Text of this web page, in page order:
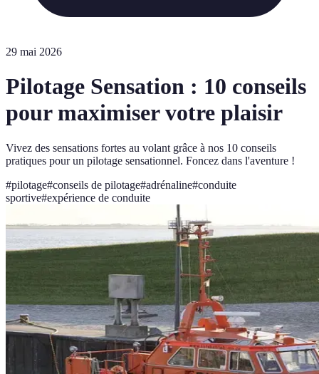
29 mai 2026
Pilotage Sensation : 10 conseils
pour maximiser votre plaisir
Vivez des sensations fortes au volant grâce à nos 10 conseils
pratiques pour un pilotage sensationnel. Foncez dans l'aventure !
#pilotage#conseils de pilotage#adrénaline#conduite
sportive#expérience de conduite